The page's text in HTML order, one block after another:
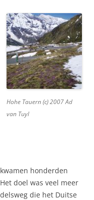
Hohe Tauern (c) 2007 Ad
van Tuyl
honderden
doel was veel meer
die het Duitse